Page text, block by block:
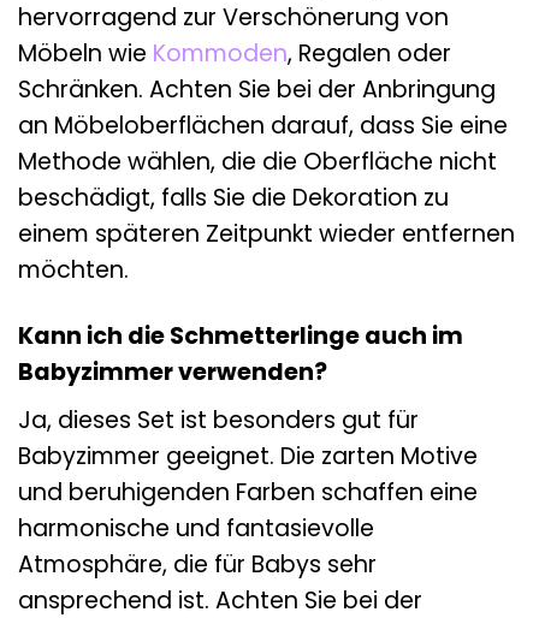
hervorragend zur Verschönerung von
Möbeln wie Kommoden, Regalen oder
Schränken. Achten Sie bei der Anbringung
an Möbeloberflächen darauf, dass Sie eine
Methode wählen, die die Oberfläche nicht
beschädigt, falls Sie die Dekoration zu
einem späteren Zeitpunkt wieder entfernen
möchten.
Kann ich die Schmetterlinge auch im
Babyzimmer verwenden?
Ja, dieses Set ist besonders gut für
Babyzimmer geeignet. Die zarten Motive
und beruhigenden Farben schaffen eine
harmonische und fantasievolle
Atmosphäre, die für Babys sehr
ansprechend ist. Achten Sie bei der